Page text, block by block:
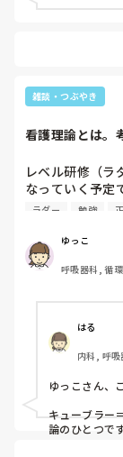
雑談・つぶやき
看護理論とは。
レベル研修（ラ
なっていく予定
が、看護理論…
していますが
ょうか？概念？
のでしょうか
ラダー 勉強
ゆっこ
呼吸器科, 循
はる
内科, 呼
ゆっこさん、
キューブラー
論のひとつで